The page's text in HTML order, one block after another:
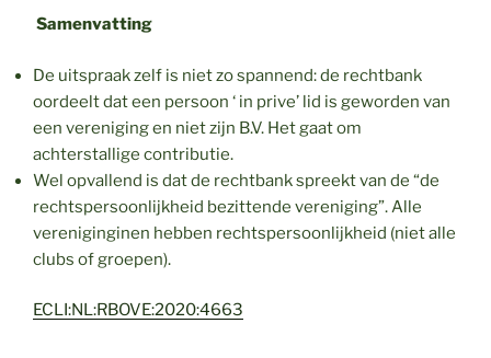
Samenvatting
De uitspraak zelf is niet zo spannend: de rechtbank
oordeelt dat een persoon ‘ in prive’ lid is geworden van
een vereniging en niet zijn B.V. Het gaat om
achterstallige contributie.
Wel opvallend is dat de rechtbank spreekt van de “de
rechtspersoonlijkheid bezittende vereniging”. Alle
vereniginginen hebben rechtspersoonlijkheid (niet alle
clubs of groepen).
ECLI:NL:RBOVE:2020:4663